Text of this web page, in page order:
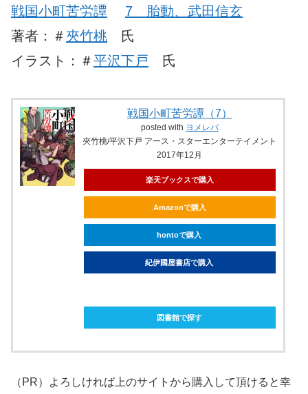
戦国小町苦労譚
7 胎動、武田信玄
著者：＃ 夾竹桃 氏
イラスト：＃平沢下戸 氏
戦国小町苦労譚（7）
posted with ヨメレバ
夾竹桃/平沢下戸 アース・スターエンターテイメント
2017年12月
楽天ブックスで購入
Amazonで購入
hontoで購入
紀伊國屋書店で購入
図書館で探す
（PR）よろしければ上のサイトから購入して頂けると幸